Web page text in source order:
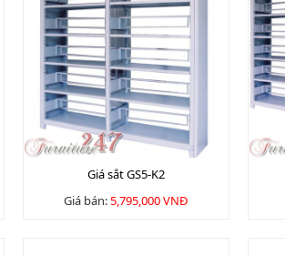
Giá sắt GS5-K2
Giá bán:5,795,000 VNĐ